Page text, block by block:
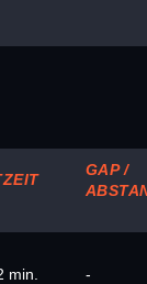
GAP /
min. -